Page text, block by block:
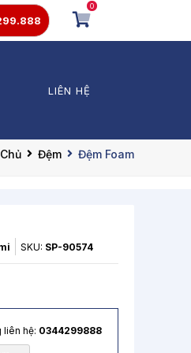
0
LIÊN HỆ
Đệm Đệm Foam
SKU: SP-90574
liên hệ: 0344299888